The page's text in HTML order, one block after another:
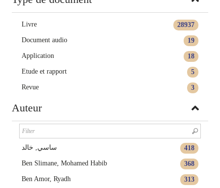
28937
Livre
19
Document audio
18
Application
5
Etude et rapport
3
Revue
Auteur
418 ساسي, خالد
368
Ben Slimane, Mohamed Habib
313
Ben Amor, Ryadh